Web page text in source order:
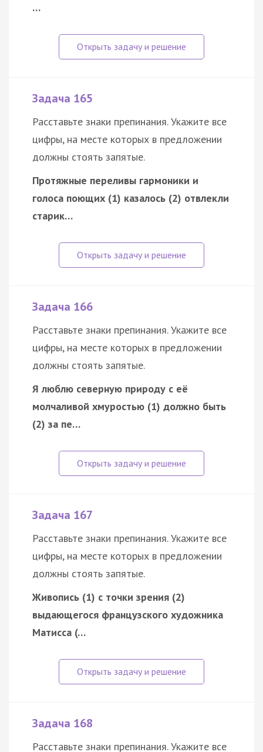
…
Задача 165
Расставьте знаки препинания. Укажите все
цифры, на месте которых в предложении
должны стоять запятые.
Протяжные переливы гармоники и
голоса поющих (1) казалось (2) отвлекли
старик…
Задача 166
Расставьте знаки препинания. Укажите все
цифры, на месте которых в предложении
должны стоять запятые.
Я люблю северную природу с её
молчаливой хмуростью (1) должно быть
(2) за пе…
Задача 167
Расставьте знаки препинания. Укажите все
цифры, на месте которых в предложении
должны стоять запятые.
Живопись (1) с точки зрения (2)
выдающегося французского художника
Матисса (…
Задача 168
Расставьте знаки препинания. Укажите все